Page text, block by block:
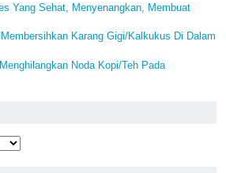
Yang Sehat, Menyenangkan, Membuat
Karang Gigi/Kalkukus Di Dalam
Noda Kopi/Teh Pada